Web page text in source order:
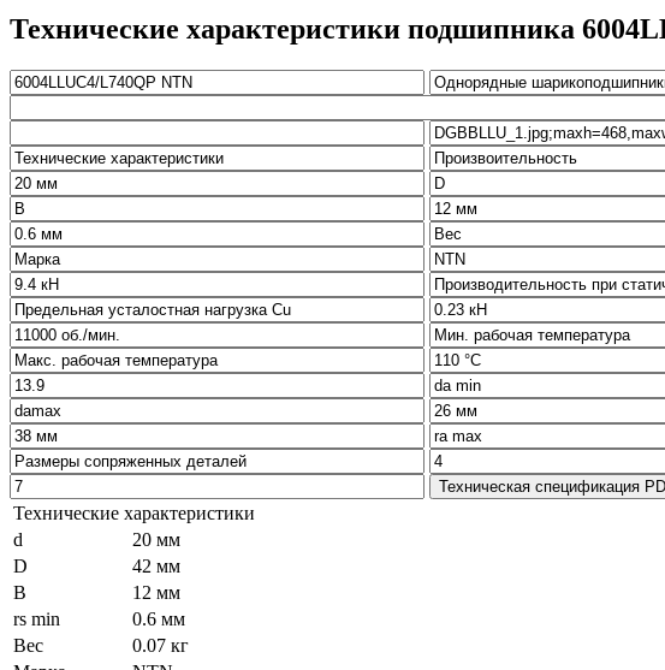
Технические характеристики подшипника
Технические характеристики
d
20 мм
D
42 мм
B
12 мм
rs min
0.6 мм
Вес
0.07 кг